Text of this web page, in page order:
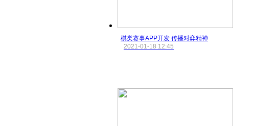
棋类赛事APP开发 传播对弈精神
2021-01-18 12:45